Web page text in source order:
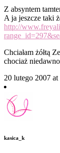
Z absyntem
A ja jeszcze taki
http://
Chciałam żółtą
chociaż
20 lutego 2007 at
kasica_k